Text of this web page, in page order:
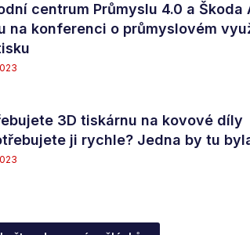
centrum Průmyslu 4.0 a Škoda
na konferenci o průmyslovém
3D tiskárnu na kovové díly
ji rychle? Jedna by tu